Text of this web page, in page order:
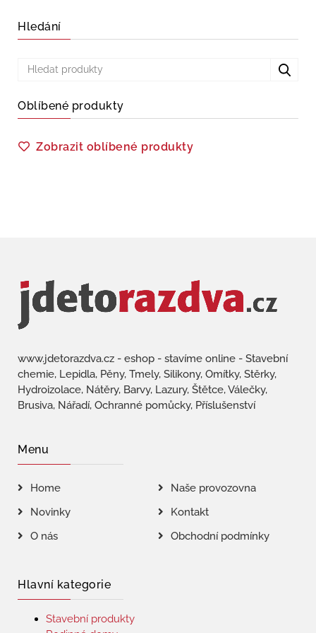
Hledání
Oblíbené produkty
Zobrazit oblíbené produkty
www.jdetorazdva.cz - eshop - stavíme online - Stavební
chemie, Lepidla, Pěny, Tmely, Silikony, Omítky, Stěrky,
Hydroizolace, Nátěry, Barvy, Lazury, Štětce, Válečky,
Brusiva, Nářadí, Ochranné pomůcky, Příslušenství
Menu
Home
Naše provozovna
Novinky
Kontakt
O nás
Obchodní podmínky
Hlavní kategorie
Stavební produkty